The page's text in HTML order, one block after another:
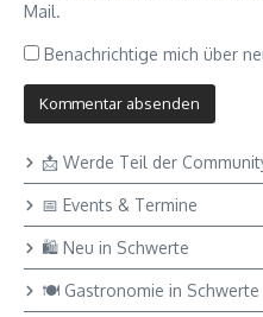
Mail.
Benachrichtige mich über
📩 Werde Teil der
📅 Events & Termine
🛍 Neu in Schwerte
🍽 Gastronomie in Schwerte